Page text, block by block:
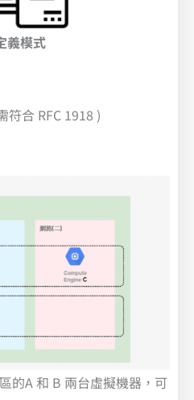
義模式
符合 RFC 1918 )
的A 和 B 兩台虛擬機器，可